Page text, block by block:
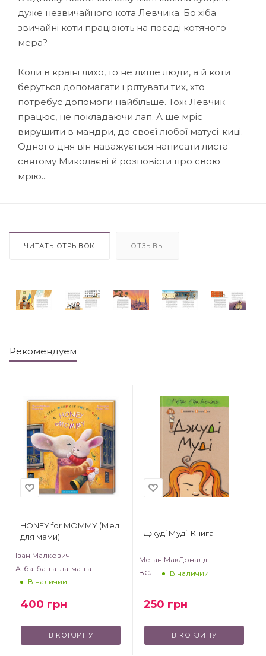
дуже незвичайного кота Левчика. Бо хіба
звичайні коти працюють на посаді котячого
мера?
Коли в країні лихо, то не лише люди, а й коти
беруться допомагати і рятувати тих, хто
потребує допомоги найбільше. Тож Левчик
працює, не покладаючи лап. А ще мріє
вирушити в мандри, до своєї любої матусі-киці.
Одного дня він наважується написати листа
святому Миколаєві й розповісти про свою
мрію...
ЧИТАТЬ ОТРЫВОК ОТЗЫВЫ
Рекомендуем
HONEY for MOMMY (Мед
для мами)
Іван Малкович
А-ба-ба-га-ла-ма-га
В наличии
400 грн
В КОРЗИНУ
Джуді Муді. Книга 1
Меґан МакДоналд
ВСЛ
В наличии
250 грн
В КОРЗИНУ